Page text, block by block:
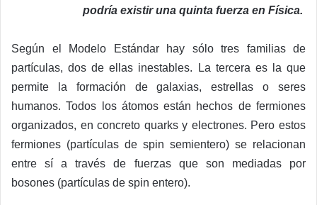
podría existir una quinta fuerza en Física.
Según el Modelo Estándar hay sólo tres familias de
partículas, dos de ellas inestables. La tercera es la que
permite la formación de galaxias, estrellas o seres
humanos. Todos los átomos están hechos de fermiones
organizados, en concreto quarks y electrones. Pero estos
fermiones (partículas de spin semientero) se relacionan
entre sí a través de fuerzas que son mediadas por
bosones (partículas de spin entero).